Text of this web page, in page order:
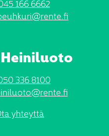
166 6662
336 8100
yhteyttä